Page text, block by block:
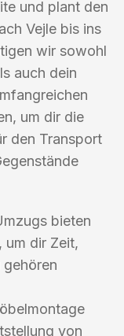
und plant den
Vejle bis ins
wir sowohl
auch dein
um dir die
den Transport
bieten
um dir Zeit,
gehören
von